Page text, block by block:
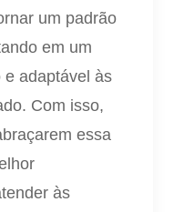
um padrão
em um
e adaptável às
Com isso,
essa
às